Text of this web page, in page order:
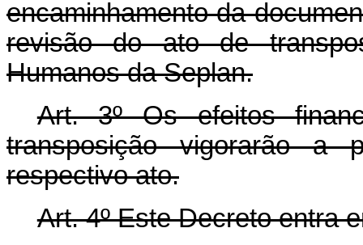
encaminhamento da
revisão do ato de
Humanos da Seplan.
Art. 3º Os efeitos
transposição vigorarão a
respectivo ato.
Art. 4º Este Decreto entra